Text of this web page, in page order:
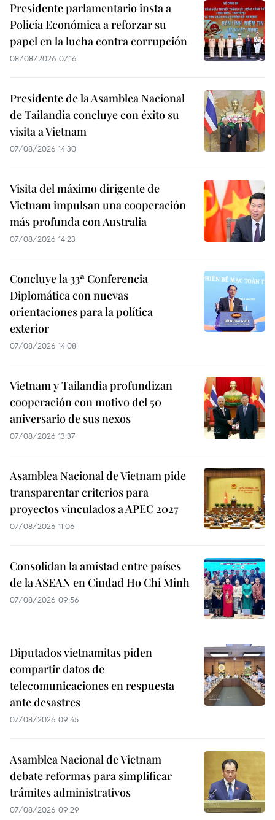
Presidente parlamentario insta a
Policía Económica a reforzar su
papel en la lucha contra corrupción
08/08/2026 07:16
Presidente de la Asamblea Nacional
de Tailandia concluye con éxito su
visita a Vietnam
07/08/2026 14:30
Visita del máximo dirigente de
Vietnam impulsan una cooperación
más profunda con Australia
07/08/2026 14:23
Concluye la 33ª Conferencia
Diplomática con nuevas
orientaciones para la política
exterior
07/08/2026 14:08
Vietnam y Tailandia profundizan
cooperación con motivo del 50
aniversario de sus nexos
07/08/2026 13:37
Asamblea Nacional de Vietnam pide
transparentar criterios para
proyectos vinculados a APEC 2027
07/08/2026 11:06
Consolidan la amistad entre países
de la ASEAN en Ciudad Ho Chi Minh
07/08/2026 09:56
Diputados vietnamitas piden
compartir datos de
telecomunicaciones en respuesta
ante desastres
07/08/2026 09:45
Asamblea Nacional de Vietnam
debate reformas para simplificar
trámites administrativos
07/08/2026 09:29